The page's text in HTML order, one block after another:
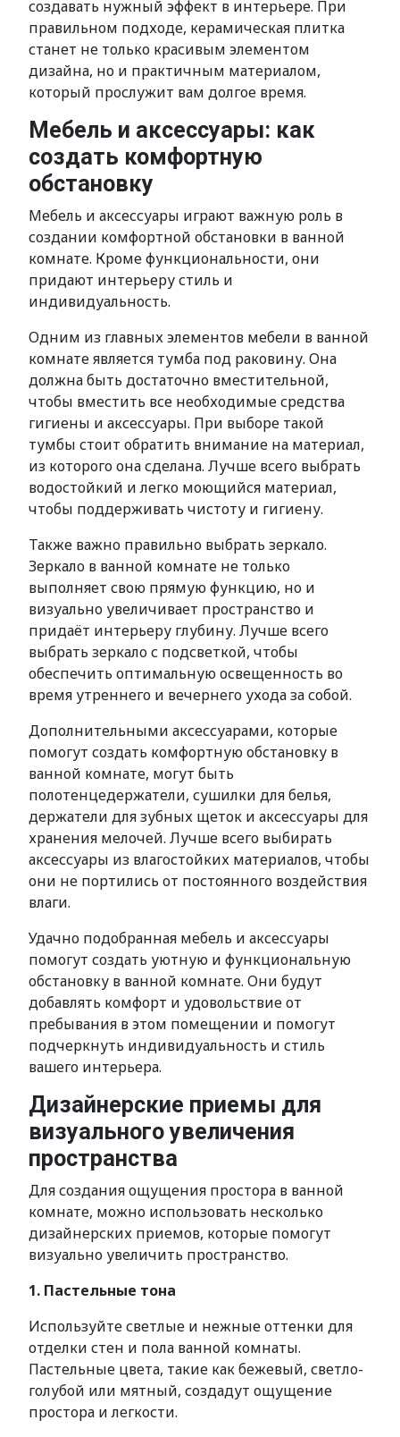
создавать нужный эффект в интерьере. При
правильном подходе, керамическая плитка
станет не только красивым элементом
дизайна, но и практичным материалом,
который прослужит вам долгое время.
Мебель и аксессуары: как
создать комфортную
обстановку
Мебель и аксессуары играют важную роль в
создании комфортной обстановки в ванной
комнате. Кроме функциональности, они
придают интерьеру стиль и
индивидуальность.
Одним из главных элементов мебели в ванной
комнате является тумба под раковину. Она
должна быть достаточно вместительной,
чтобы вместить все необходимые средства
гигиены и аксессуары. При выборе такой
тумбы стоит обратить внимание на материал,
из которого она сделана. Лучше всего выбрать
водостойкий и легко моющийся материал,
чтобы поддерживать чистоту и гигиену.
Также важно правильно выбрать зеркало.
Зеркало в ванной комнате не только
выполняет свою прямую функцию, но и
визуально увеличивает пространство и
придаёт интерьеру глубину. Лучше всего
выбрать зеркало с подсветкой, чтобы
обеспечить оптимальную освещенность во
время утреннего и вечернего ухода за собой.
Дополнительными аксессуарами, которые
помогут создать комфортную обстановку в
ванной комнате, могут быть
полотенцедержатели, сушилки для белья,
держатели для зубных щеток и аксессуары для
хранения мелочей. Лучше всего выбирать
аксессуары из влагостойких материалов, чтобы
они не портились от постоянного воздействия
влаги.
Удачно подобранная мебель и аксессуары
помогут создать уютную и функциональную
обстановку в ванной комнате. Они будут
добавлять комфорт и удовольствие от
пребывания в этом помещении и помогут
подчеркнуть индивидуальность и стиль
вашего интерьера.
Дизайнерские приемы для
визуального увеличения
пространства
Для создания ощущения простора в ванной
комнате, можно использовать несколько
дизайнерских приемов, которые помогут
визуально увеличить пространство.
1. Пастельные тона
Используйте светлые и нежные оттенки для
отделки стен и пола ванной комнаты.
Пастельные цвета, такие как бежевый, светло-
голубой или мятный, создадут ощущение
простора и легкости.